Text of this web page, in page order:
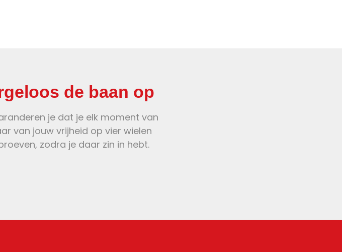
de baan op
je dat je elk moment van
van jouw vrijheid op vier wielen
zodra je daar zin in hebt.